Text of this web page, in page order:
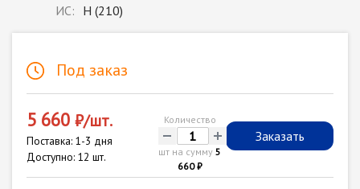
ИС: H (210)
Под заказ
5 660 ₽/шт.
Поставка: 1-3 дня
Доступно: 12 шт.
Количество
- +
шт на сумму5
660 ₽
Заказать